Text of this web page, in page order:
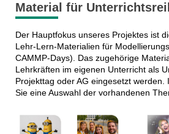
Material für
Der Hauptfokus unseres Projektes ist
Lehr-Lern-Materialien für
CAMMP-Days). Das zugehörige
Lehrkräften im eigenen Unterricht als
Projekttag oder AG eingesetzt werden.
Sie eine Auswahl der vorhandenen